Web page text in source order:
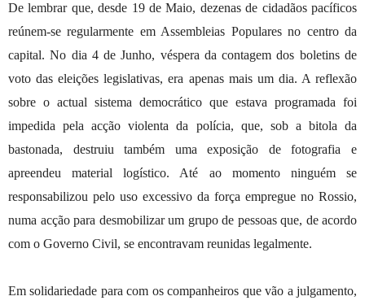
De lembrar que, desde 19 de Maio, dezenas de cidadãos pacíficos
reúnem-se regularmente em Assembleias Populares no centro da
capital. No dia 4 de Junho, véspera da contagem dos boletins de
voto das eleições legislativas, era apenas mais um dia. A reflexão
sobre o actual sistema democrático que estava programada foi
impedida pela acção violenta da polícia, que, sob a bitola da
bastonada, destruiu também uma exposição de fotografia e
apreendeu material logístico. Até ao momento ninguém se
responsabilizou pelo uso excessivo da força empregue no Rossio,
numa acção para desmobilizar um grupo de pessoas que, de acordo
com o Governo Civil, se encontravam reunidas legalmente.
Em solidariedade para com os companheiros que vão a julgamento,